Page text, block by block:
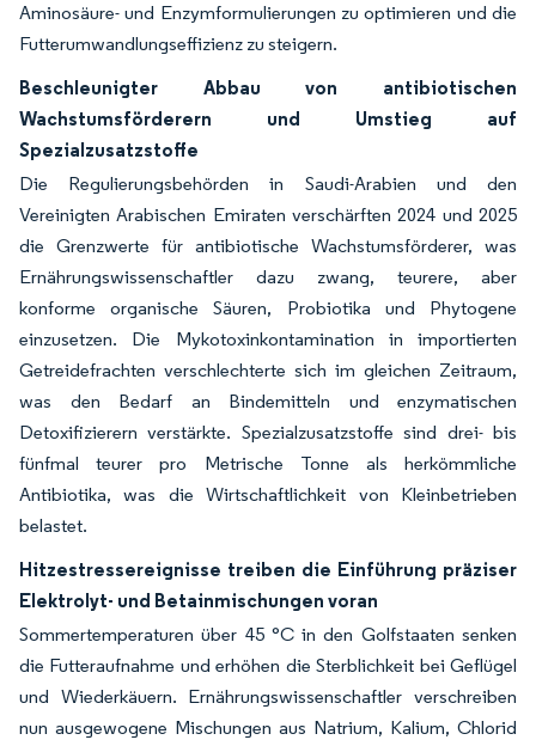
Aminosäure- und Enzymformulierungen zu optimieren und die
Futterumwandlungseffizienz zu steigern.
Beschleunigter Abbau von antibiotischen
Wachstumsförderern und Umstieg auf
Spezialzusatzstoffe
Die Regulierungsbehörden in Saudi-Arabien und den
Vereinigten Arabischen Emiraten verschärften 2024 und 2025
die Grenzwerte für antibiotische Wachstumsförderer, was
Ernährungswissenschaftler dazu zwang, teurere, aber
konforme organische Säuren, Probiotika und Phytogene
einzusetzen. Die Mykotoxinkontamination in importierten
Getreidefrachten verschlechterte sich im gleichen Zeitraum,
was den Bedarf an Bindemitteln und enzymatischen
Detoxifizierern verstärkte. Spezialzusatzstoffe sind drei- bis
fünfmal teurer pro Metrische Tonne als herkömmliche
Antibiotika, was die Wirtschaftlichkeit von Kleinbetrieben
belastet.
Hitzestressereignisse treiben die Einführung präziser
Elektrolyt- und Betainmischungen voran
Sommertemperaturen über 45 °C in den Golfstaaten senken
die Futteraufnahme und erhöhen die Sterblichkeit bei Geflügel
und Wiederkäuern. Ernährungswissenschaftler verschreiben
nun ausgewogene Mischungen aus Natrium, Kalium, Chlorid